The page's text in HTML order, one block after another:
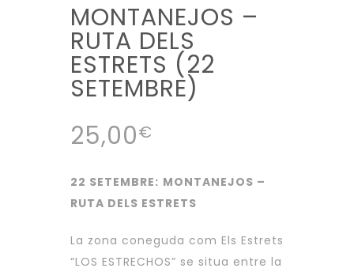
MONTANEJOS –
RUTA DELS
ESTRETS (22
SETEMBRE)
25,00€
22 SETEMBRE: MONTANEJOS –
RUTA DELS ESTRETS
La zona coneguda com Els Estrets
“LOS ESTRECHOS” se situa entre la